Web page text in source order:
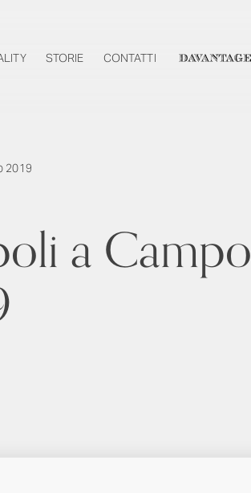
STORIE CONTATTI DAVANTAGE
2019
a Campo